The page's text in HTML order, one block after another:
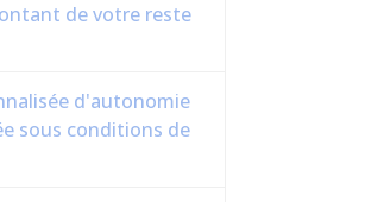
de votre reste
d'autonomie
sous conditions de